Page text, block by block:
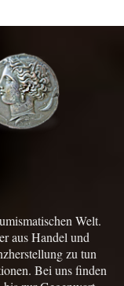
Welt.
aus Handel und
zu tun
Bei uns finden